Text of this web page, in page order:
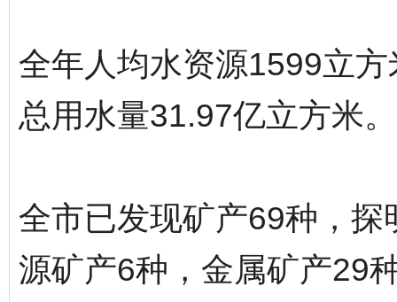
全年人均水资源1599立
总用水量31.97亿立方米。
全市已发现矿产69种，
源矿产6种，金属矿产29